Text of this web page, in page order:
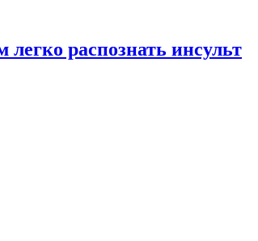
распознать инсульт